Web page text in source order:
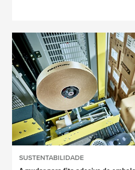
SUSTENTABILIDADE